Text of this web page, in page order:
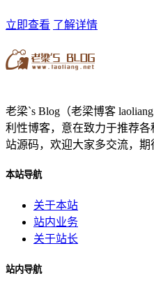
立即查看 了解详情
老梁`s Blog（老梁博客
利性博客，意在致力于推荐
站源码，欢迎大家多交流，期
本站导航
关于本站
站内业务
关于站长
站内导航